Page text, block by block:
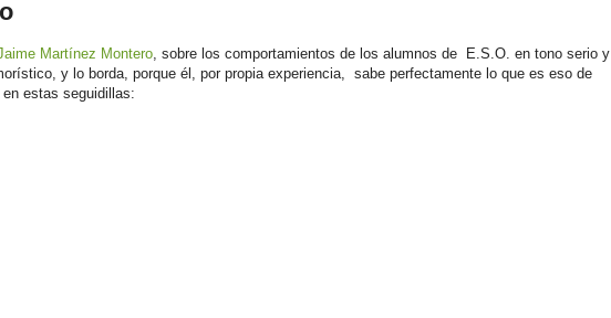
Martínez Montero, sobre los comportamientos de los alumnos de E.S.O. en tono serio y
y lo borda, porque él, por propia experiencia, sabe perfectamente lo que es eso de
estas seguidillas: